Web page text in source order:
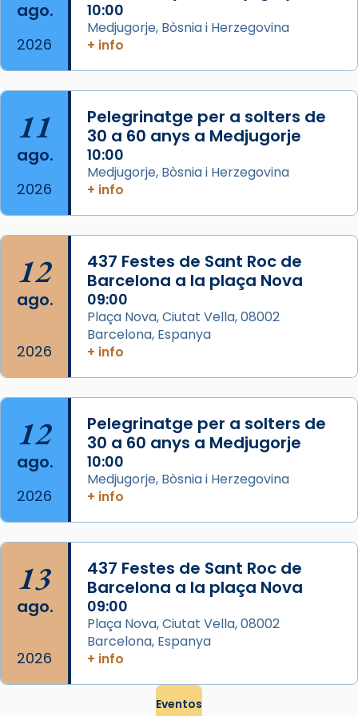
concelebrat el bisbe auxiliar de Barcelona,
Mons. David Abadías.
📸 Dr. G. Simón
Foto
View on Facebook · Share
Arquebisbat de Barcelona
2 weeks ago
Acompanyant la història de sant Cugat, a
partir de l’Edat Mitjana sorgeix la tradició
que les santes Juliana (“relatiu a Júlia”) i
Semproniana (“relatiu a Semprònia =
eterna”) són deixebles seves. I l’any 1667, el
frare Joan Gaspar Roig, afirma en una obra
que les santes són filles de l’antiga Iluro.
Mataró en reivindicarà les relíq
Foto
View on Facebook ·
ago.
2026
10:00
Medjugorje, Bòsnia i Herzegovina
+ info
11
ago.
2026
Pelegrinatge per a solters de
30 a 60 anys a Medjugorje
10:00
Medjugorje, Bòsnia i Herzegovina
+ info
12
ago.
2026
437 Festes de Sant Roc de
Barcelona a la plaça Nova
09:00
Plaça Nova, Ciutat Vella, 08002
Barcelona, Espanya
+ info
12
ago.
2026
Pelegrinatge per a solters de
30 a 60 anys a Medjugorje
10:00
Medjugorje, Bòsnia i Herzegovina
+ info
13
ago.
2026
437 Festes de Sant Roc de
Barcelona a la plaça Nova
09:00
Plaça Nova, Ciutat Vella, 08002
Barcelona, Espanya
+ info
Eventos